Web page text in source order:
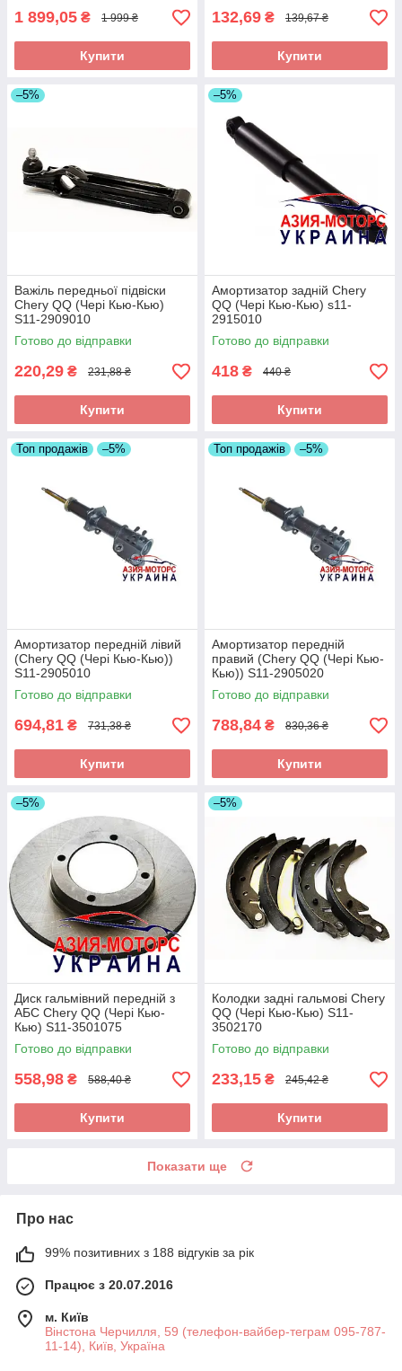
1 899,05 ₴ 1 999 ₴
Купити
132,69 ₴ 139,67 ₴
Купити
–5%
Важіль передньої підвіски
Chery QQ (Чері Кью-Кью)
S11-2909010
Готово до відправки
220,29 ₴ 231,88 ₴
Купити
–5%
Амортизатор задній Chery
QQ (Чері Кью-Кью) s11-
2915010
Готово до відправки
418 ₴ 440 ₴
Купити
Топ продажів –5%
Амортизатор передній лівий
(Chery QQ (Чері Кью-Кью))
S11-2905010
Готово до відправки
694,81 ₴ 731,38 ₴
Купити
Топ продажів –5%
Амортизатор передній
правий (Chery QQ (Чері Кью-
Кью)) S11-2905020
Готово до відправки
788,84 ₴ 830,36 ₴
Купити
–5%
Диск гальмівний передній з
АБС Chery QQ (Чері Кью-
Кью) S11-3501075
Готово до відправки
558,98 ₴ 588,40 ₴
Купити
–5%
Колодки задні гальмові Chery
QQ (Чері Кью-Кью) S11-
3502170
Готово до відправки
233,15 ₴ 245,42 ₴
Купити
Показати ще
Про нас
99% позитивних з 188 відгуків за рік
Працює з 20.07.2016
м. Київ
Вінстона Черчилля, 59 (телефон-вайбер-теграм 095-787-
11-14), Київ, Україна